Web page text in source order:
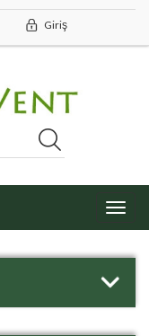
Giriş